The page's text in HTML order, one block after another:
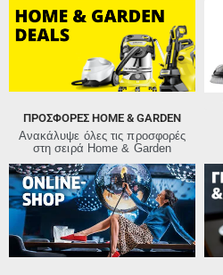
ΠΡΟΣΦΟΡΈΣ HOME & GARDEN
Ανακάλυψε όλες τις προσφορές
στη σειρά Home & Garden